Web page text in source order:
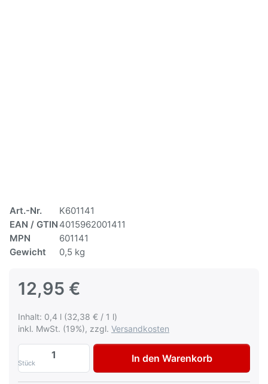
Art.-Nr.
K601141
EAN / GTIN 4015962001411
MPN
601141
Gewicht
0,5 kg
12,95 €
Inhalt: 0,4 l (32,38 € / 1 l)
inkl. MwSt. (19%), zzgl. Versandkosten
Stück
Multona Autolack für VW Audi LR5V
In den Warenkorb